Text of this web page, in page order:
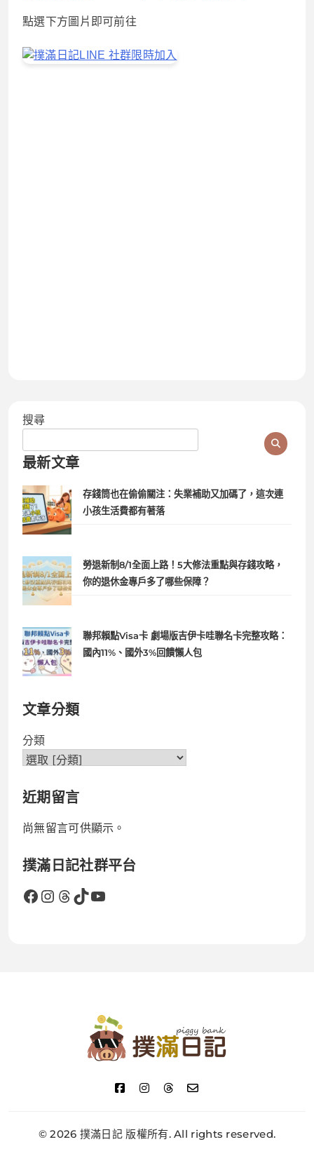
點選下方圖片即可前往
搜尋
最新文章
存錢筒也在偷偷關注：失業補助又加碼了，這次連
小孩生活費都有著落
勞退新制8/1全面上路！5大修法重點與存錢攻略，
你的退休金專戶多了哪些保障？
聯邦賴點Visa卡 劇場版吉伊卡哇聯名卡完整攻略：
國內11%、國外3%回饋懶人包
文章分類
分類
近期留言
尚無留言可供顯示。
撲滿日記社群平台
Facebook
Instagram
Threads
TikTok
YouTube
撲滿日記
© 2026 撲滿日記 版權所有. All rights reserved.